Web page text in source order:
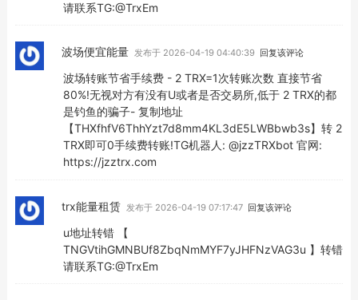
请联系TG:@TrxEm
波场便宜能量 发布于 2026-04-19 04:40:39 回复该评论
波场转账节省手续费 - 2 TRX=1次转账次数 直接节省
80%!无视对方有没有U或者是否交易所,低于 2 TRX的都
是钓鱼的骗子- 复制地址
【THXfhfV6ThhYzt7d8mm4KL3dE5LWBbwb3s】转 2
TRX即可0手续费转账!TG机器人: @jzzTRXbot 官网:
https://jzztrx.com
trx能量租赁 发布于 2026-04-19 07:17:47 回复该评论
u地址转错 【
TNGVtihGMNBUf8ZbqNmMYF7yJHFNzVAG3u 】转错
请联系TG:@TrxEm